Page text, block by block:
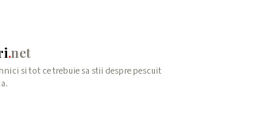
.net
si tot ce trebuie sa stii despre pescuit